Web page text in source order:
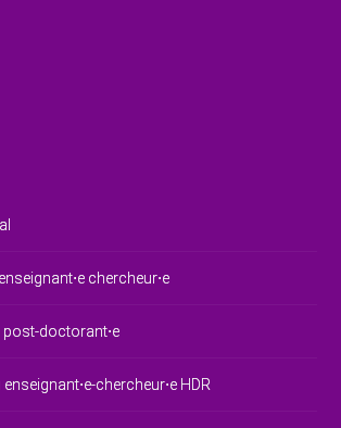
chercheur⋅e
post-doctorant⋅e
chercheur⋅e HDR